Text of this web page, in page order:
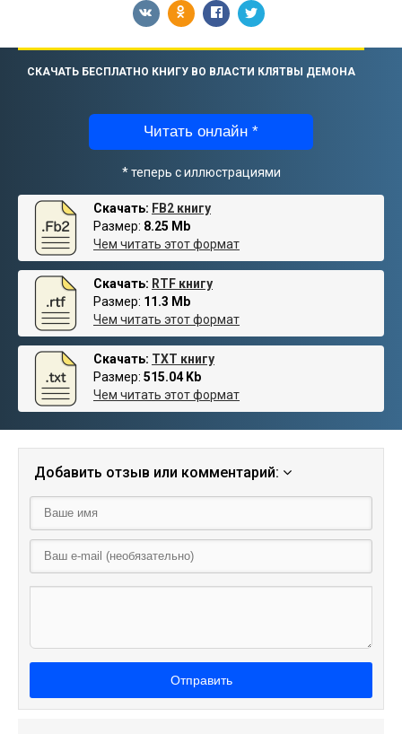
СКАЧАТЬ БЕСПЛАТНО КНИГУ ВО ВЛАСТИ КЛЯТВЫ ДЕМОНА
Читать онлайн *
* теперь с иллюстрациями
Скачать: FB2 книгу
Размер: 8.25 Mb
Чем читать этот формат
Скачать: RTF книгу
Размер: 11.3 Mb
Чем читать этот формат
Скачать: TXT книгу
Размер: 515.04 Kb
Чем читать этот формат
Добавить отзыв или комментарий:
Отправить